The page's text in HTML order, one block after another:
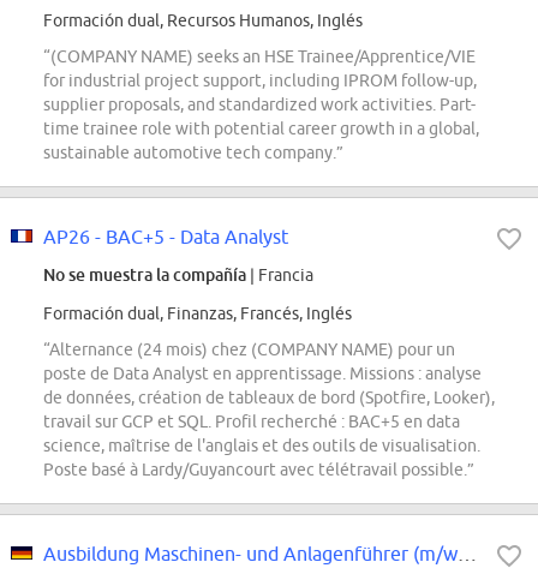
Formación dual, Recursos Humanos, Inglés
“(COMPANY NAME) seeks an HSE Trainee/Apprentice/VIE
for industrial project support, including IPROM follow-up,
supplier proposals, and standardized work activities. Part-
time trainee role with potential career growth in a global,
sustainable automotive tech company.”
AP26 - BAC+5 - Data Analyst
No se muestra la compañía | Francia
Formación dual, Finanzas, Francés, Inglés
“Alternance (24 mois) chez (COMPANY NAME) pour un
poste de Data Analyst en apprentissage. Missions : analyse
de données, création de tableaux de bord (Spotfire, Looker),
travail sur GCP et SQL. Profil recherché : BAC+5 en data
science, maîtrise de l'anglais et des outils de visualisation.
Poste basé à Lardy/Guyancourt avec télétravail possible.”